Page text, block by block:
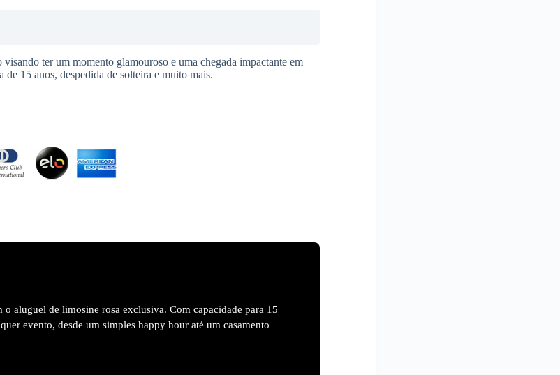
ter um momento glamouroso e uma chegada impactante em
15 anos, despedida de solteira e muito mais.
aluguel de limosine rosa exclusiva. Com capacidade para 15
evento, desde um simples happy hour até um casamento